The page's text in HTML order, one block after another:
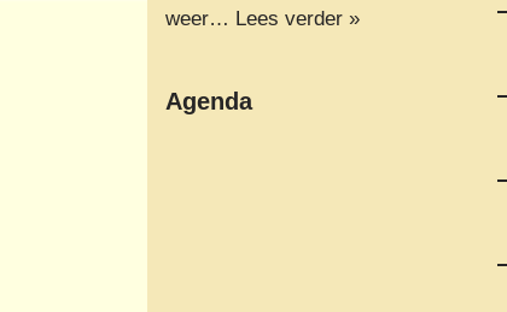
weer… Lees verder »
Agenda